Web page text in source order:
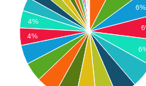
6%
4%
4%